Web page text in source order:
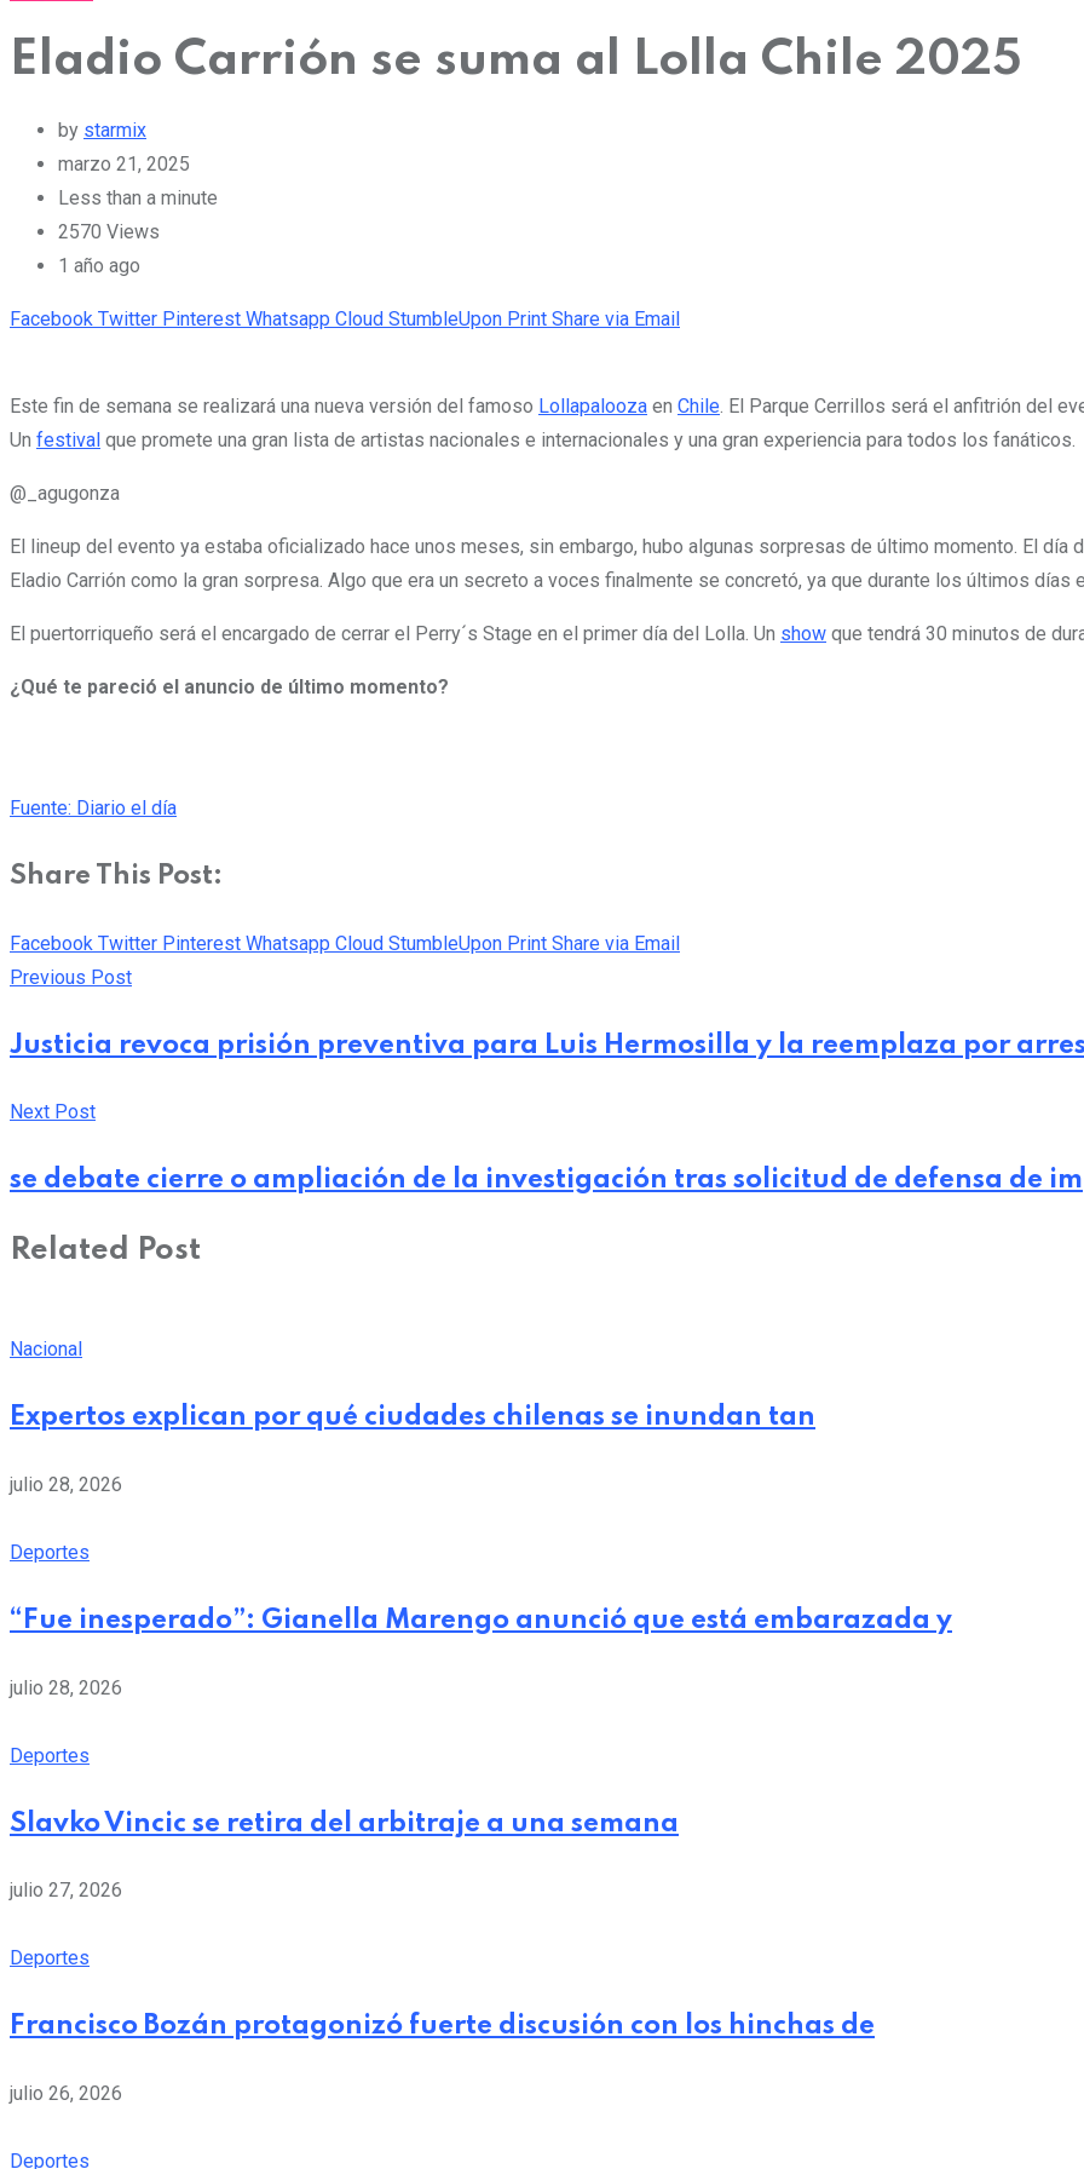
Eladio Carrión se suma al Lolla Chile 2025
by starmix
marzo 21, 2025
Less than a minute
2570 Views
1 año ago
Facebook Twitter Pinterest Whatsapp Cloud StumbleUpon Print Share via Email
Este fin de semana se realizará una nueva versión del famoso Lollapalooza en Chile . El Parque Cerrillos será el anfitrión del
Un festival que promete una gran lista de artistas nacionales e internacionales y una gran experiencia para todos los fanáticos.
@_agugonza
El lineup del evento ya estaba oficializado hace unos meses, sin embargo, hubo algunas sorpresas de último momento. El día
Eladio Carrión como la gran sorpresa. Algo que era un secreto a voces finalmente se concretó, ya que durante los últimos días
El puertorriqueño será el encargado de cerrar el Perry´s Stage en el primer día del Lolla. Un show que tendrá 30 minutos de
¿Qué te pareció el anuncio de último momento?
Fuente: Diario el día
Share This Post:
Facebook Twitter Pinterest Whatsapp Cloud StumbleUpon Print Share via Email
Previous Post
Justicia revoca prisión preventiva para Luis Hermosilla y la reemplaza por
Next Post
se debate cierre o ampliación de la investigación tras solicitud de defensa de
Related Post
Nacional
Expertos explican por qué ciudades chilenas se inundan tan
julio 28, 2026
Deportes
“Fue inesperado”: Gianella Marengo anunció que está embarazada y
julio 28, 2026
Deportes
Slavko Vincic se retira del arbitraje a una semana
julio 27, 2026
Deportes
Francisco Bozán protagonizó fuerte discusión con los hinchas de
julio 26, 2026
Deportes